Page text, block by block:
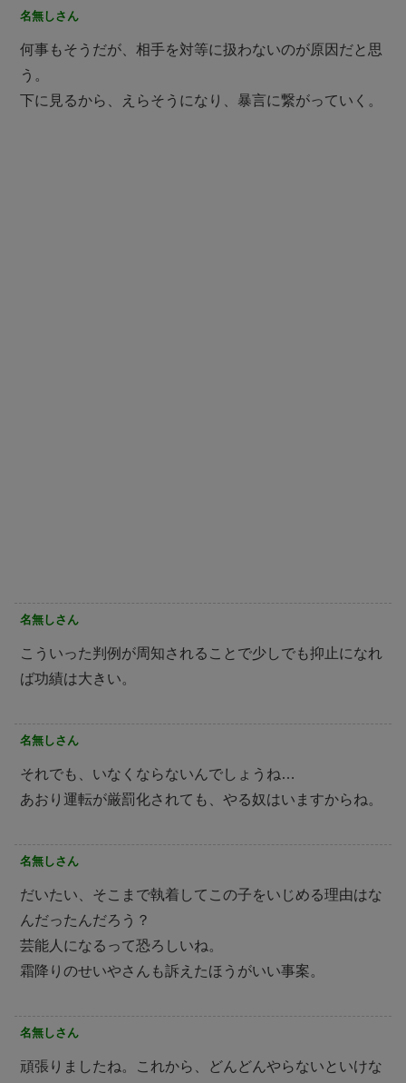
名無しさん
何事もそうだが、相手を対等に扱わないのが原因だと思
う。
下に見るから、えらそうになり、暴言に繋がっていく。
名無しさん
こういった判例が周知されることで少しでも抑止になれ
ば功績は大きい。
名無しさん
それでも、いなくならないんでしょうね…
あおり運転が厳罰化されても、やる奴はいますからね。
名無しさん
だいたい、そこまで執着してこの子をいじめる理由はな
んだったんだろう？
芸能人になるって恐ろしいね。
霜降りのせいやさんも訴えたほうがいい事案。
名無しさん
頑張りましたね。これから、どんどんやらないといけな